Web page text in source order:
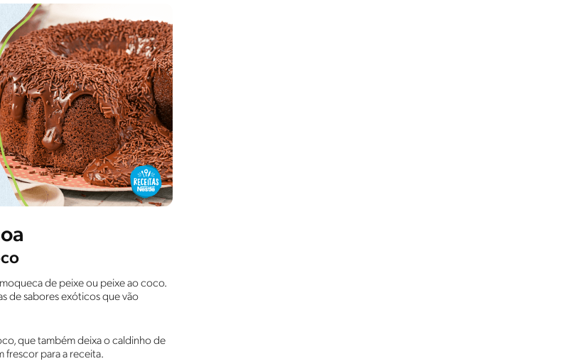
de peixe ou peixe ao coco.
de sabores exóticos que vão
que também deixa o caldinho de
frescor para a receita.